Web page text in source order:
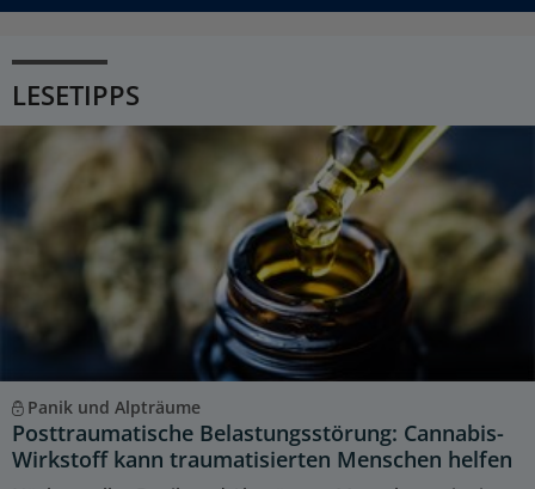
LESETIPPS
Panik und Alpträume
Posttraumatische Belastungsstörung: Cannabis-
Wirkstoff kann traumatisierten Menschen helfen